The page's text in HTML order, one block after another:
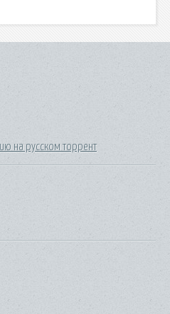
на русском торрент